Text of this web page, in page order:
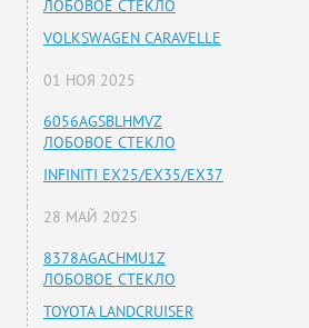
ЛОБОВОЕ СТЕКЛО
VOLKSWAGEN CARAVELLE
01 НОЯ 2025
6056AGSBLHMVZ
ЛОБОВОЕ СТЕКЛО
INFINITI EX25/EX35/EX37
28 МАЙ 2025
8378AGACHMU1Z
ЛОБОВОЕ СТЕКЛО
TOYOTA LANDCRUISER